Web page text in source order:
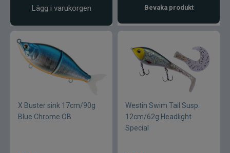
Lägg i varukorgen Bevaka produkt
X Buster sink 17cm/90g
Blue Chrome OB
Westin Swim Tail Susp.
12cm/62g Headlight
Special